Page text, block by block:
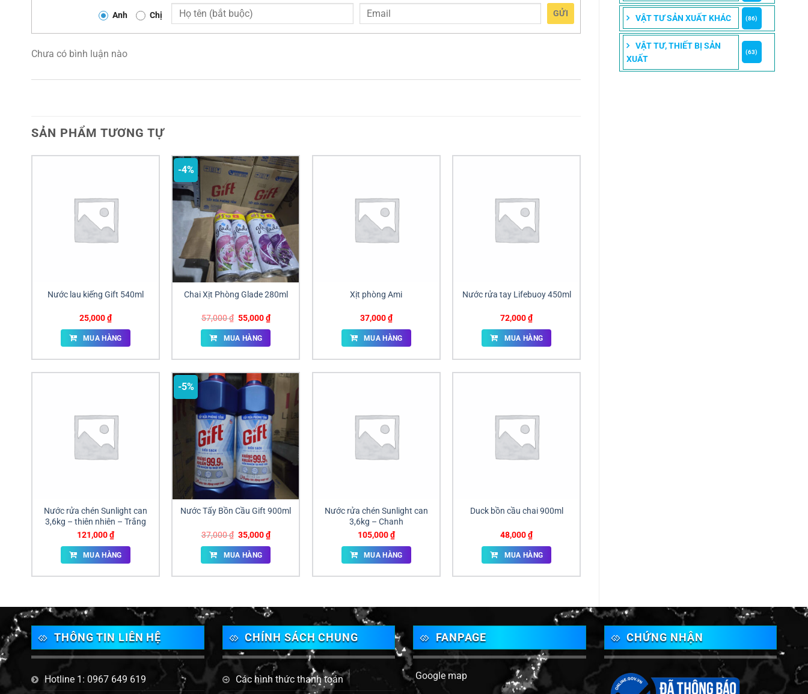
VẬT TƯ SẢN XUẤT KHÁC (86)
VẬT TƯ, THIẾT BỊ SẢN
XUẤT
(63)
Anh Chị GỬI
Chưa có bình luận nào
SẢN PHẨM TƯƠNG TỰ
Nước lau kiếng Gift 540ml
25,000₫
MUA HÀNG
-4%
Chai Xịt Phòng Glade 280ml
57,000₫ Giá
là:
57,000 ₫.
55,000₫Giá
hiện
tại
là:
MUA HÀNG
Xịt phòng Ami
37,000₫
MUA HÀNG
Nước rửa tay Lifebuoy 450ml
72,000₫
MUA HÀNG
Nước rửa chén Sunlight can
3,6kg – thiên nhiên – Trắng
121,000₫
MUA HÀNG
-5%
Nước Tẩy Bồn Cầu Gift 900ml
37,000₫ Giá
là:
37,000 ₫.
35,000₫Giá
hiện
tại
là:
MUA HÀNG
Nước rửa chén Sunlight can
3,6kg – Chanh
105,000₫
MUA HÀNG
Duck bồn cầu chai 900ml
48,000₫
MUA HÀNG
THÔNG TIN LIÊN HỆ
Hotline 1: 0967 649 619
CHÍNH SÁCH CHUNG
Các hình thức thanh toán
FANPAGE
Google map
CHỨNG NHẬN